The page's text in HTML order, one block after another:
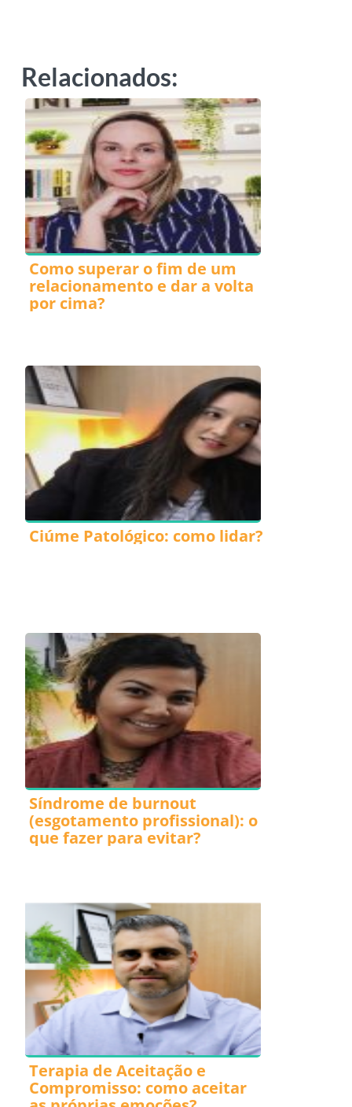
Relacionados:
Como superar o fim de um
relacionamento e dar a volta
por cima?
Ciúme Patológico: como lidar?
Síndrome de burnout
(esgotamento profissional): o
que fazer para evitar?
Terapia de Aceitação e
Compromisso: como aceitar